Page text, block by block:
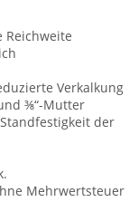
Verkalkung
⅜“-Mutter
der
Mehrwertsteuer